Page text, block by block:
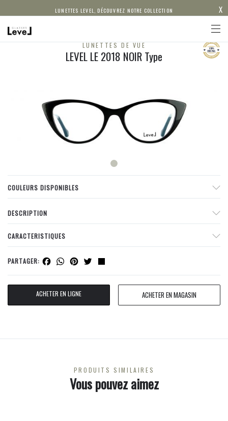
LUNETTES LEVEL, DÉCOUVREZ NOTRE COLLECTION X
LUNETTES DE VUE
LEVEL LE 2018 NOIR Type
COULEURS DISPONIBLES
DESCRIPTION
CARACTERISTIQUES
PARTAGER: Facebook
WhatsApp
Pinterest
Twitter
ACHETER EN LIGNE ACHETER EN MAGASIN
PRODUITS SIMILAIRES
Vous pouvez aimez